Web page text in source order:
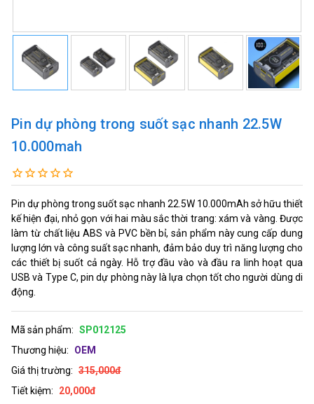
Pin dự phòng trong suốt sạc nhanh 22.5W
10.000mah
Pin dự phòng trong suốt sạc nhanh 22.5W 10.000mAh sở hữu thiết
kế hiện đại, nhỏ gọn với hai màu sắc thời trang: xám và vàng. Được
làm từ chất liệu ABS và PVC bền bỉ, sản phẩm này cung cấp dung
lượng lớn và công suất sạc nhanh, đảm bảo duy trì năng lượng cho
các thiết bị suốt cả ngày. Hỗ trợ đầu vào và đầu ra linh hoạt qua
USB và Type C, pin dự phòng này là lựa chọn tốt cho người dùng di
động.
Mã sản phẩm: SP012125
Thương hiệu:
OEM
Giá thị trường: 315,000đ
Tiết kiệm:
20,000đ